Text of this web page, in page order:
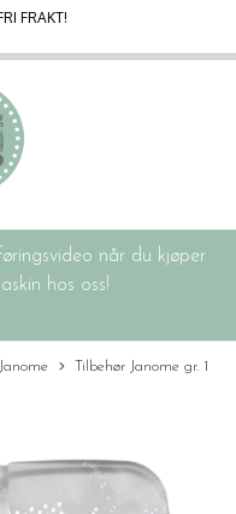
FRAKT!
når du kjøper
hos oss!
Tilbehør Janome gr. 1